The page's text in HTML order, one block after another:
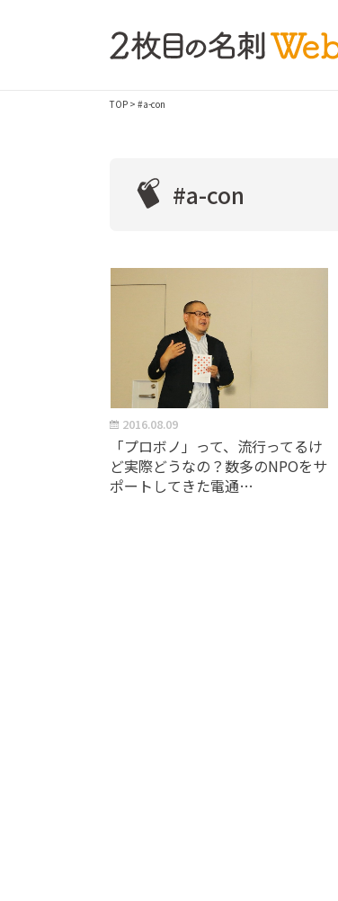
TOP > #a-con
#a-con
2016.08.09
「プロボノ」って、流行ってるけ
ど実際どうなの？数多のNPOをサ
ポートしてきた電通…